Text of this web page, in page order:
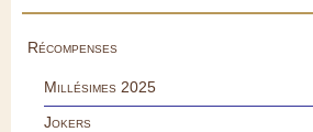
Récompenses
Millésimes 2025
Jokers